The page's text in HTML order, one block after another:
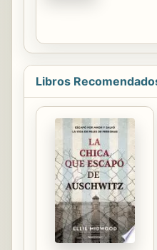
la Corona
¿Cómo
dos
pueden
de esta
XIX. Los
fuentes
diferentes
pluralidad
reflexión
Libros